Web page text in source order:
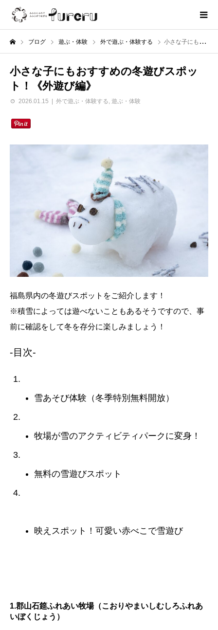
ブログ 遊ぶ・体験 外で遊ぶ・体験する 小さな子にもおすすめの冬遊びスポット！《外遊び編》
小さな子にもおすすめの冬遊びスポッ
ト！《外遊び編》
2026.01.15 外で遊ぶ・体験する 遊ぶ・体験
福島県内の冬遊びスポットをご紹介します！
※積雪によっては遊べないこともあるそうですので、事
前に確認をして冬を存分に楽しみましょう！
-目次-
雪あそび体験（冬季特別無料開放）
牧場が雪のアクティビティパークに変身！
無料の雪遊びスポット
映えスポット！可愛い赤べこで雪遊び
1.郡山石筵ふれあい牧場（こおりやまいしむしろふれあ
いぼくじょう）